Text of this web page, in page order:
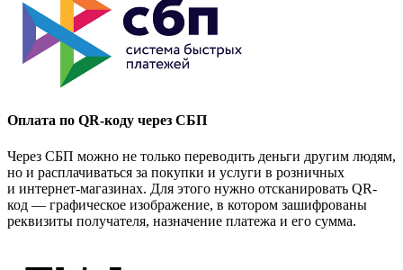
Оплата по QR-коду через СБП
Через СБП можно не только переводить деньги другим людям,
но и расплачиваться за покупки и услуги в розничных
и интернет-магазинах. Для этого нужно отсканировать QR-
код — графическое изображение, в котором зашифрованы
реквизиты получателя, назначение платежа и его сумма.